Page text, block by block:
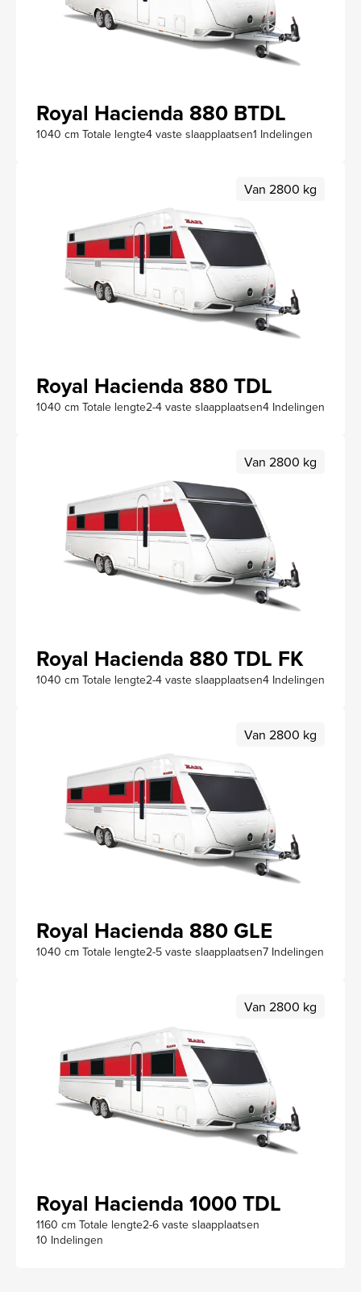
Royal Hacienda 880 BTDL
1040 cm Totale lengte4 vaste slaapplaatsen1 Indelingen
Van 2800 kg
Royal Hacienda 880 TDL
1040 cm Totale lengte2-4 vaste slaapplaatsen4 Indelingen
Van 2800 kg
Royal Hacienda 880 TDL FK
1040 cm Totale lengte2-4 vaste slaapplaatsen4 Indelingen
Van 2800 kg
Royal Hacienda 880 GLE
1040 cm Totale lengte2-5 vaste slaapplaatsen7 Indelingen
Van 2800 kg
Royal Hacienda 1000 TDL
1160 cm Totale lengte2-6 vaste slaapplaatsen
10 Indelingen